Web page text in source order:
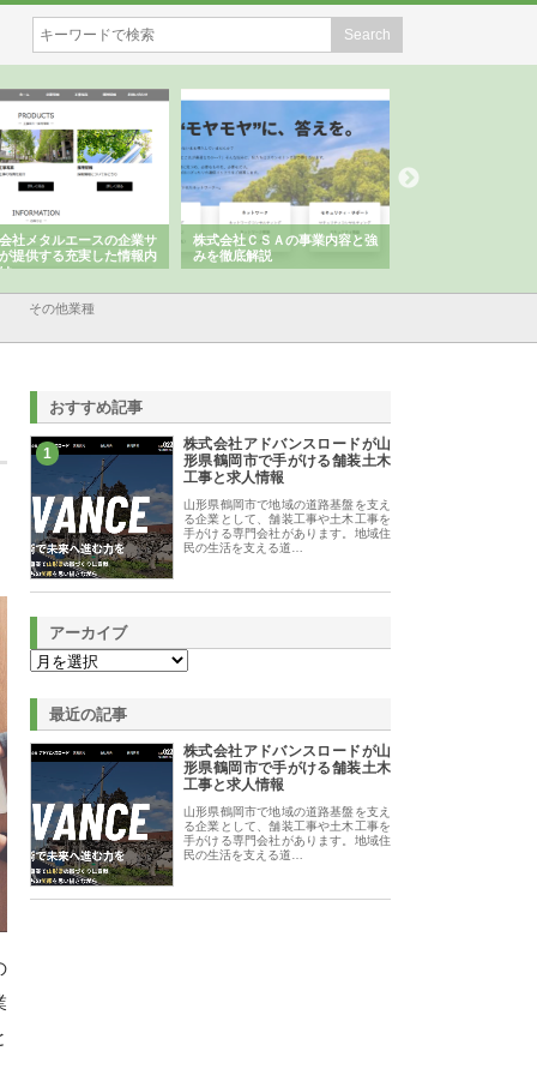
社メタルエースの企業サ
提供する充実した情報内
株式会社ＣＳＡの事業内容と強
みを徹底解説
その他業種
おすすめ記事
1
株式会社アドバンスロードが山
形県鶴岡市で手がける舗装土木
工事と求人情報
山形県鶴岡市で地域の道路基盤を支え
る企業として、舗装工事や土木工事を
手がける専門会社があります。地域住
民の生活を支える道…
アーカイブ
最近の記事
株式会社アドバンスロードが山
形県鶴岡市で手がける舗装土木
工事と求人情報
山形県鶴岡市で地域の道路基盤を支え
る企業として、舗装工事や土木工事を
手がける専門会社があります。地域住
民の生活を支える道…